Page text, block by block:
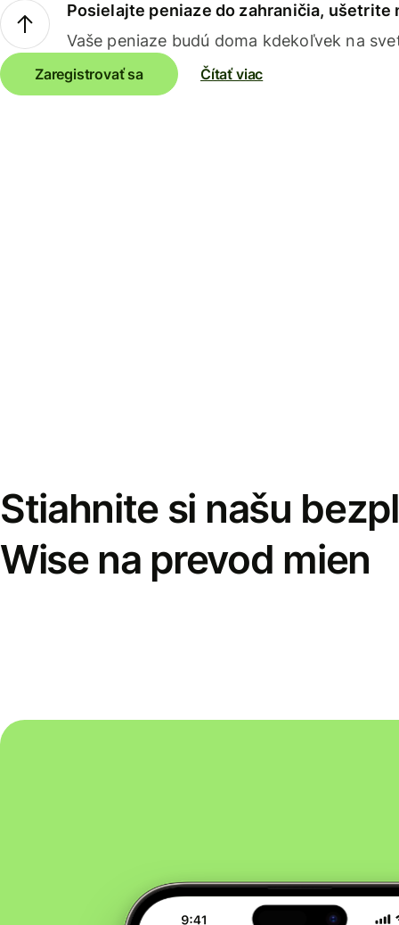
Posielajte peniaze do zahraničia, ušetrite
Vaše peniaze budú doma kdekoľvek na
Zaregistrovať sa Čítať viac
Stiahnite si našu
Wise na prevod mien